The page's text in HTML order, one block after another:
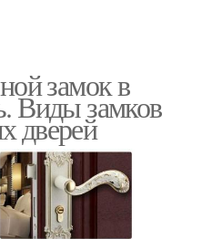
замок в
Виды замков
дверей